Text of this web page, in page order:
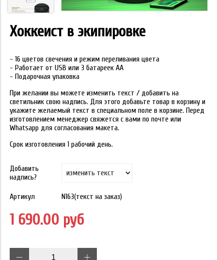
Хоккеист в экипировке
- 16 цветов свечения и режим переливания цвета
- Работает от USB или 3 батареек АА
- Подарочная упаковка
При желании вы можете изменить текст / добавить на
светильник свою надпись. Для этого добавьте товар в корзину и
укажите желаемый текст в специальном поле в корзине. Перед
изготовлением менеджер свяжется с вами по почте или
Whatsapp для согласования макета.
Срок изготовления 1 рабочий день.
Добавить
надпись?
Артикул N163(текст на заказ)
1 690.00 руб